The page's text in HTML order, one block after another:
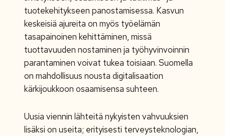
tuotekehitykseen panostamisessa. Kasvun
keskeisiä ajureita on myös työelämän
tasapainoinen kehittäminen, missä
tuottavuuden nostaminen ja työhyvinvoinnin
parantaminen voivat tukea toisiaan. Suomella
on mahdollisuus nousta digitalisaation
kärkijoukkoon osaamisensa suhteen.
Uusia viennin lähteitä nykyisten vahvuuksien
lisäksi on useita; erityisesti terveysteknologian,